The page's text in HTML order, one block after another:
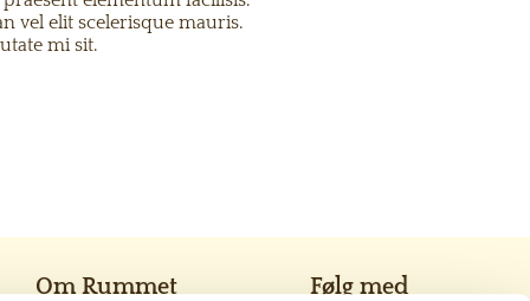
vel elit scelerisque mauris.
mi sit.
Om Rummet
Følg med